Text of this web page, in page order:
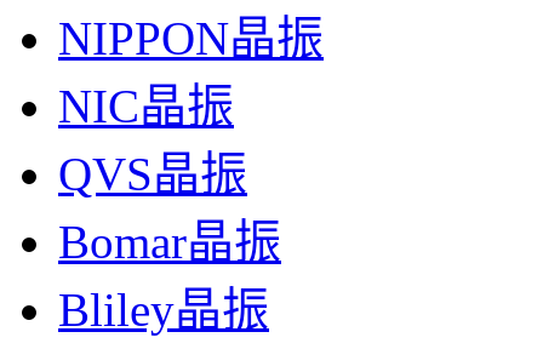
NIPPON晶振
NIC晶振
QVS晶振
Bomar晶振
Bliley晶振